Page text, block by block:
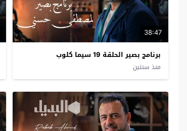
38:47
برنامج بصير الحلقة 19 سيما كلوب
منذ سنتين